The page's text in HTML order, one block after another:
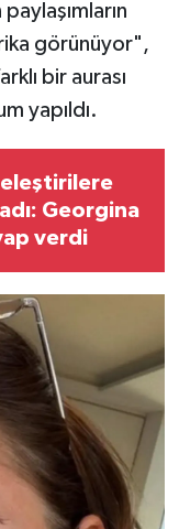
görünüyor",
bir aurası
yapıldı.
eleştirilere
Georgina
verdi